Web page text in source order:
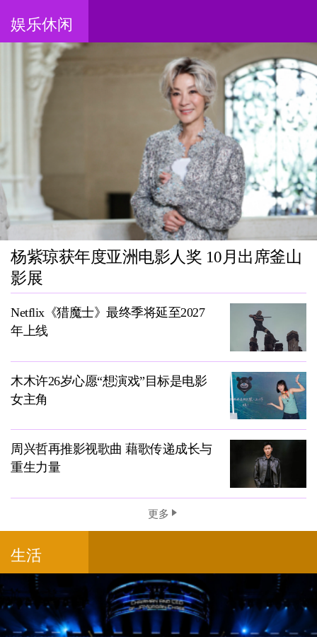
娱乐休闲
杨紫琼获年度亚洲电影人奖 10月出席釜山
影展
Netflix《猎魔士》最终季将延至2027
年上线
木木许26岁心愿“想演戏”目标是电影
女主角
周兴哲再推影视歌曲 藉歌传递成长与
重生力量
更多
生活